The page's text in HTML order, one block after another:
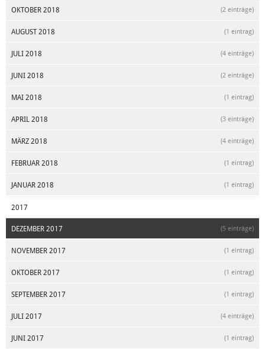
OKTOBER 2018 (2 einträge)
AUGUST 2018 (1 eintrag)
JULI 2018 (4 einträge)
JUNI 2018 (2 einträge)
MAI 2018 (1 eintrag)
APRIL 2018 (3 einträge)
MÄRZ 2018 (4 einträge)
FEBRUAR 2018 (1 eintrag)
JANUAR 2018 (1 eintrag)
2017
DEZEMBER 2017 (5 einträge)
NOVEMBER 2017 (1 eintrag)
OKTOBER 2017 (1 eintrag)
SEPTEMBER 2017 (1 eintrag)
JULI 2017 (4 einträge)
JUNI 2017 (1 eintrag)